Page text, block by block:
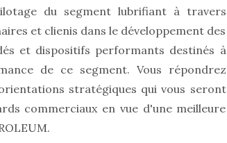
du segment lubrifiant à travers
et clienis dans le développement des
et dispositifs performants destinés à
de ce segment. Vous répondrez
stratégiques qui vous seront
commerciaux en vue d'une meilleure